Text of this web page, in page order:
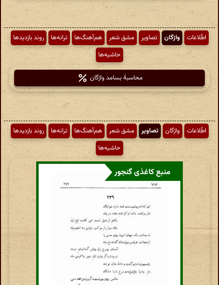
اطّلاعات واژگان تصاویر مشق شعر هم‌آهنگ‌ها ترانه‌ها
روند بازدیدها
حاشیه‌ها
محاسبهٔ بسامد واژگان
اطّلاعات واژگان تصاویر مشق شعر هم‌آهنگ‌ها ترانه‌ها
روند بازدیدها
حاشیه‌ها
منبع کاغذی گنجور